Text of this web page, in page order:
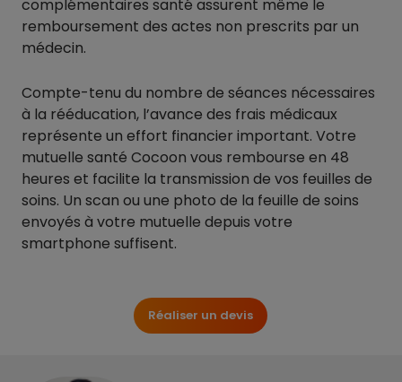
complémentaires santé assurent même le
remboursement des actes non prescrits par un
médecin.
Compte-tenu du nombre de séances nécessaires
à la rééducation, l’avance des frais médicaux
représente un effort financier important. Votre
mutuelle santé Cocoon vous rembourse en 48
heures et facilite la transmission de vos feuilles de
soins. Un scan ou une photo de la feuille de soins
envoyés à votre mutuelle depuis votre
smartphone suffisent.
Réaliser un devis